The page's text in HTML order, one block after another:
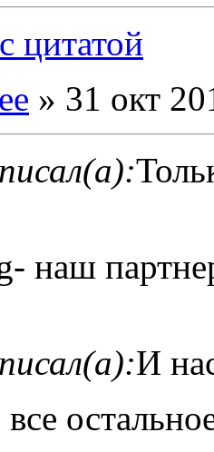
цитатой
» 31 окт
наш
И